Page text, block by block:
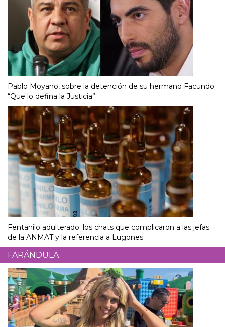
Pablo Moyano, sobre la detención de su hermano Facundo:
“Que lo defina la Justicia”
Fentanilo adulterado: los chats que complicaron a las jefas
de la ANMAT y la referencia a Lugones
FARÁNDULA